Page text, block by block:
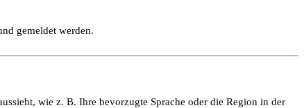
gemeldet werden.
wie z. B. Ihre bevorzugte Sprache oder die Region in der